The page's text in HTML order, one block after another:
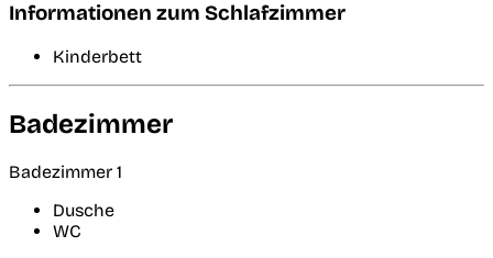
Informationen zum Schlafzimmer
Kinderbett
Badezimmer
Badezimmer 1
Dusche
WC